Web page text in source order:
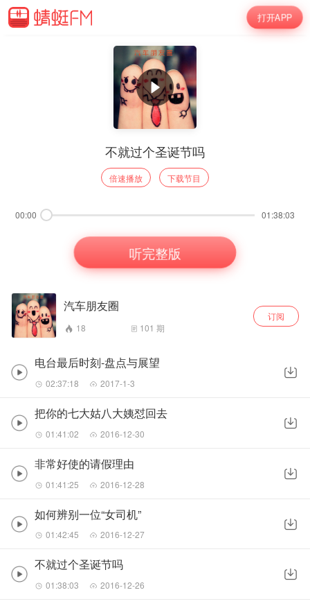
打开APP
不就过个圣诞节吗
倍速播放 下载节目
00:00 01:38:03
听完整版
汽车朋友圈
18 101 期
订阅
电台最后时刻-盘点与展望
02:37:18 2017-1-3
把你的七大姑八大姨怼回去
01:41:02 2016-12-30
非常好使的请假理由
01:41:25 2016-12-28
如何辨别一位“女司机”
01:42:45 2016-12-27
不就过个圣诞节吗
01:38:03 2016-12-26